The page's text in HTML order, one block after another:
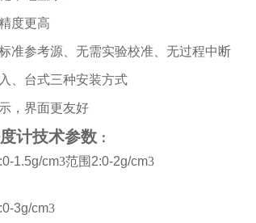
度更高
准参考源、无需实验校准、无过程中断
、台式三种安装方式
，界面更友好
计技术参数 ：
1.5g/cm3范围2:0-2g/cm3
3g/cm3